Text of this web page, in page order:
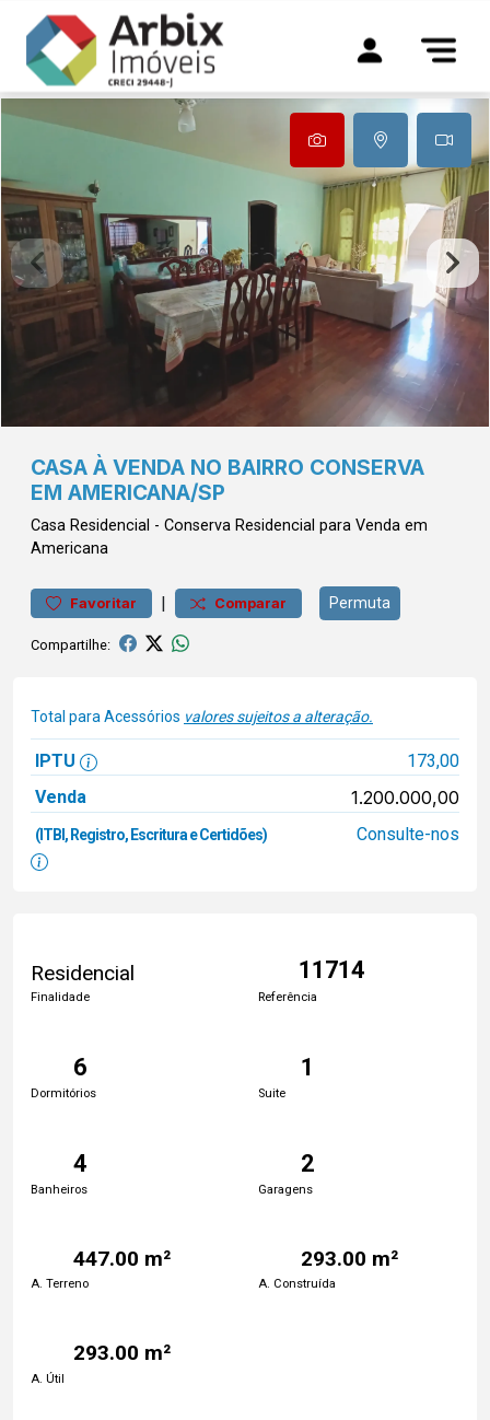
CASA À VENDA NO BAIRRO CONSERVA
EM AMERICANA/SP
Casa Residencial - Conserva Residencial para Venda em
Americana
Favoritar | Comparar Permuta
Compartilhe:
Total para Acessórios valores sujeitos a alteração.
IPTU
173,00
Venda
1.200.000,00
(ITBI, Registro, Escritura e Certidões) Consulte-nos
Residencial
Finalidade
11714
Referência
6
Dormitórios
1
Suite
4
Banheiros
2
Garagens
447.00 m²
A. Terreno
293.00 m²
A. Construída
293.00 m²
A. Útil